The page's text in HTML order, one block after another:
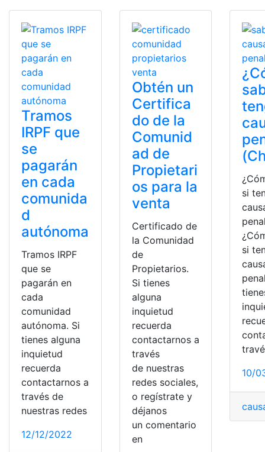
Tramos
IRPF que
se
pagarán
en cada
comunida
d
autónoma
Tramos IRPF
que se
pagarán en
cada
comunidad
autónoma. Si
tienes alguna
inquietud
recuerda
contactarnos a
través de
nuestras redes
12/12/2022
Obtén un
Certifica
do de la
Comunid
ad de
Propietari
os para la
venta
Certificado de
la Comunidad
de
Propietarios.
Si tienes
alguna
inquietud
recuerda
contactarnos a
través
de nuestras
redes sociales,
o regístrate y
déjanos
un comentario
en
si
si
10/